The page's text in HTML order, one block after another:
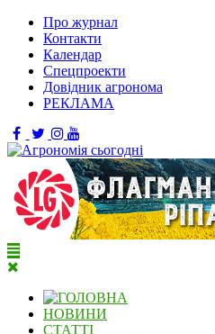
Про журнал
Контакти
Календар
Спецпроекти
Довідник агронома
РЕКЛАМА
НОВИНИ
СТАТТІ